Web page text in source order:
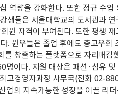
량을 강화한다. 또한 정규 수
들은 서울대학교의 도서관과
자격이 부여된다. 또한 평생
원우들은 졸업 후에도 총교우
창출하는 플랫폼으로 자리매
이다. 지원 대상은 패션·섬유
고경영자과정 사무국(전화
의 지속가능한 성장을 이끌 리